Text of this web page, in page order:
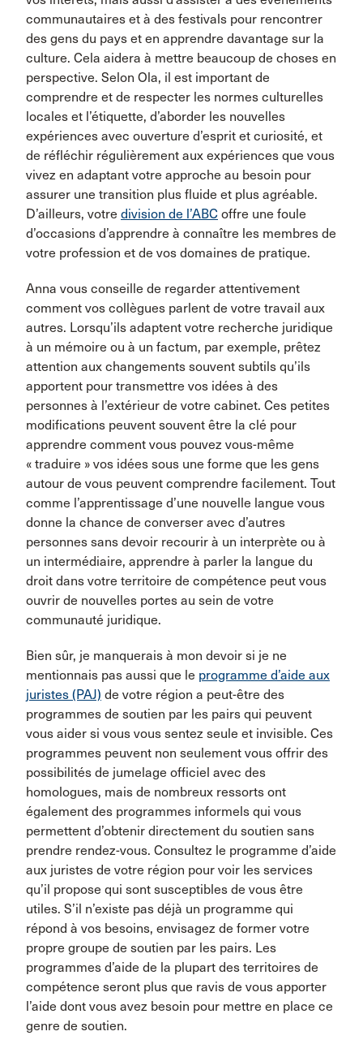
communautaires et à des festivals pour rencontrer
des gens du pays et en apprendre davantage sur la
culture. Cela aidera à mettre beaucoup de choses en
perspective. Selon Ola, il est important de
comprendre et de respecter les normes culturelles
locales et l’étiquette, d’aborder les nouvelles
expériences avec ouverture d’esprit et curiosité, et
de réfléchir régulièrement aux expériences que vous
vivez en adaptant votre approche au besoin pour
assurer une transition plus fluide et plus agréable.
D’ailleurs, votre division de l’ABC offre une foule
d’occasions d’apprendre à connaître les membres de
votre profession et de vos domaines de pratique.
Anna vous conseille de regarder attentivement
comment vos collègues parlent de votre travail aux
autres. Lorsqu’ils adaptent votre recherche juridique
à un mémoire ou à un factum, par exemple, prêtez
attention aux changements souvent subtils qu’ils
apportent pour transmettre vos idées à des
personnes à l’extérieur de votre cabinet. Ces petites
modifications peuvent souvent être la clé pour
apprendre comment vous pouvez vous-même
« traduire » vos idées sous une forme que les gens
autour de vous peuvent comprendre facilement. Tout
comme l’apprentissage d’une nouvelle langue vous
donne la chance de converser avec d’autres
personnes sans devoir recourir à un interprète ou à
un intermédiaire, apprendre à parler la langue du
droit dans votre territoire de compétence peut vous
ouvrir de nouvelles portes au sein de votre
communauté juridique.
Bien sûr, je manquerais à mon devoir si je ne
mentionnais pas aussi que le programme d’aide aux
juristes (PAJ) de votre région a peut-être des
programmes de soutien par les pairs qui peuvent
vous aider si vous vous sentez seule et invisible. Ces
programmes peuvent non seulement vous offrir des
possibilités de jumelage officiel avec des
homologues, mais de nombreux ressorts ont
également des programmes informels qui vous
permettent d’obtenir directement du soutien sans
prendre rendez-vous. Consultez le programme d’aide
aux juristes de votre région pour voir les services
qu’il propose qui sont susceptibles de vous être
utiles. S’il n’existe pas déjà un programme qui
répond à vos besoins, envisagez de former votre
propre groupe de soutien par les pairs. Les
programmes d’aide de la plupart des territoires de
compétence seront plus que ravis de vous apporter
l’aide dont vous avez besoin pour mettre en place ce
genre de soutien.